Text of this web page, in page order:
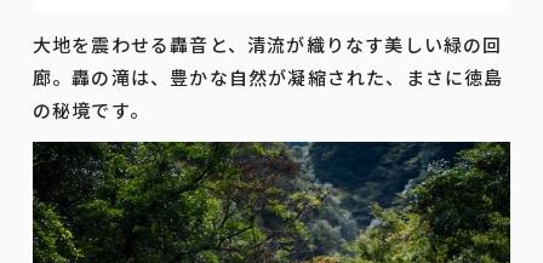
大地を震わせる轟音と、清流が織りなす美しい緑の回
廊。轟の滝は、豊かな自然が凝縮された、まさに徳島
の秘境です。